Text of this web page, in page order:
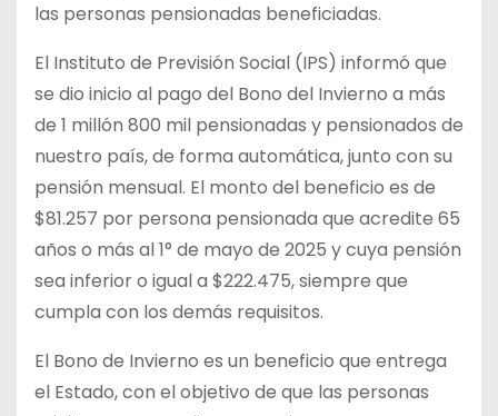
las personas pensionadas beneficiadas.
El Instituto de Previsión Social (IPS) informó que
se dio inicio al pago del Bono del Invierno a más
de 1 millón 800 mil pensionadas y pensionados de
nuestro país, de forma automática, junto con su
pensión mensual. El monto del beneficio es de
$81.257 por persona pensionada que acredite 65
años o más al 1° de mayo de 2025 y cuya pensión
sea inferior o igual a $222.475, siempre que
cumpla con los demás requisitos.
El Bono de Invierno es un beneficio que entrega
el Estado, con el objetivo de que las personas